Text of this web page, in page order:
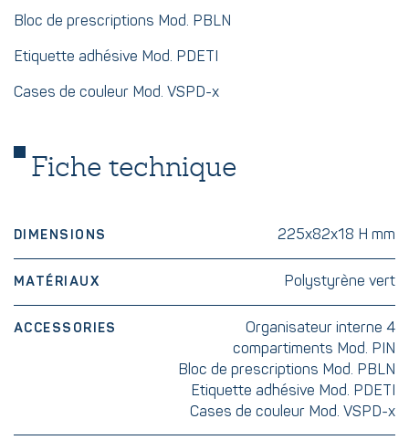
Bloc de prescriptions Mod. PBLN
Etiquette adhésive Mod. PDETI
Cases de couleur Mod. VSPD-x
Fiche technique
DIMENSIONS 225x82x18 H mm
MATÉRIAUX Polystyrène vert
ACCESSORIES
Organisateur interne 4
compartiments Mod. PIN
Bloc de prescriptions Mod. PBLN
Etiquette adhésive Mod. PDETI
Cases de couleur Mod. VSPD-x